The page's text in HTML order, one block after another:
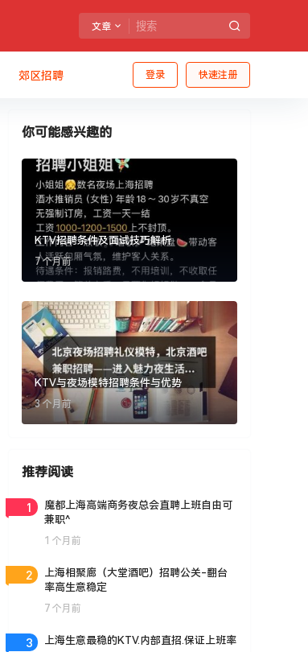
文章
登录 快速注册
郊区招聘
你可能感兴趣的
KTV招聘条件及面试技巧解析
7 个月前
KTV与夜场模特招聘条件与优势
3 个月前
推荐阅读
1
魔都上海高端商务夜总会直聘上班自由可
兼职^
1 个月前
2
上海相聚廊（大堂酒吧）招聘公关-翻台
率高生意稳定
7 个月前
3 上海生意最稳的KTV.内部直招.保证上班率